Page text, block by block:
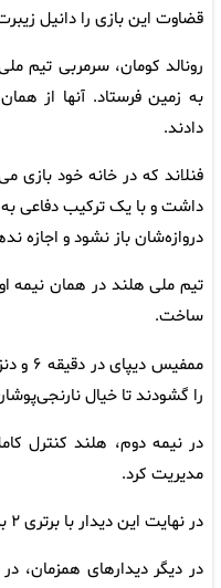
قضاوت این بازی را دانیل
رونالد کومان، سرمربی تیم
به زمین فرستاد. آنها از
دادند.
فنلاند که در خانه خود بازی
داشت و با یک ترکیب دفاعی به
دروازه‌شان باز نشود و اجازه
تیم ملی هلند در همان نیمه
ساخت.
را گشودند تا خیال
در نیمه دوم، هلند کنترل
مدیریت کرد.
در نهایت این دیدار با برتری ۲ بر ۰ تیم ملی هلند به پایان رسید.